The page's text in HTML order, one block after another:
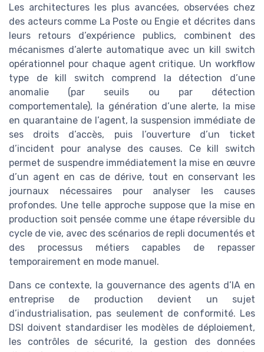
Les architectures les plus avancées, observées chez
des acteurs comme La Poste ou Engie et décrites dans
leurs retours d’expérience publics, combinent des
mécanismes d’alerte automatique avec un kill switch
opérationnel pour chaque agent critique. Un workflow
type de kill switch comprend la détection d’une
anomalie (par seuils ou par détection
comportementale), la génération d’une alerte, la mise
en quarantaine de l’agent, la suspension immédiate de
ses droits d’accès, puis l’ouverture d’un ticket
d’incident pour analyse des causes. Ce kill switch
permet de suspendre immédiatement la mise en œuvre
d’un agent en cas de dérive, tout en conservant les
journaux nécessaires pour analyser les causes
profondes. Une telle approche suppose que la mise en
production soit pensée comme une étape réversible du
cycle de vie, avec des scénarios de repli documentés et
des processus métiers capables de repasser
temporairement en mode manuel.
Dans ce contexte, la gouvernance des agents d’IA en
entreprise de production devient un sujet
d’industrialisation, pas seulement de conformité. Les
DSI doivent standardiser les modèles de déploiement,
les contrôles de sécurité, la gestion des données